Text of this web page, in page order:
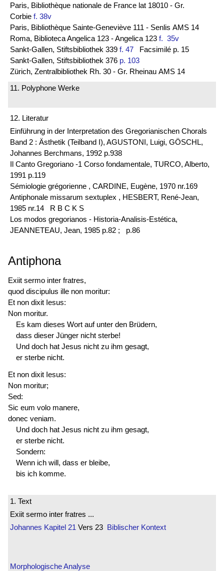
Paris, Bibliothèque nationale de France lat 18010 - Gr.
Corbie f. 38v
Paris, Bibliothèque Sainte-Geneviève 111 - Senlis AMS 14
Roma, Biblioteca Angelica 123 - Angelica 123 f. 35v
Sankt-Gallen, Stiftsbibliothek 339 f. 47 Facsimilé p. 15
Sankt-Gallen, Stiftsbibliothek 376 p. 103
Zürich, Zentralbibliothek Rh. 30 - Gr. Rheinau AMS 14
11. Polyphone Werke
12. Literatur
Einführung in der Interpretation des Gregorianischen Chorals
Band 2 : Ästhetik (Teilband I), AGUSTONI, Luigi, GÖSCHL,
Johannes Berchmans, 1992 p.938
Il Canto Gregoriano -1 Corso fondamentale, TURCO, Alberto,
1991 p.119
Sémiologie grégorienne , CARDINE, Eugène, 1970 nr.169
Antiphonale missarum sextuplex , HESBERT, René-Jean,
1985 nr.14 R B C K S
Los modos gregorianos - Historia-Analisis-Estética,
JEANNETEAU, Jean, 1985 p.82 ;
p.86
Antiphona
Exiit sermo inter fratres,
quod discipulus ille non moritur:
Et non dixit Iesus:
Non moritur.
Es kam dieses Wort auf unter den Brüdern,
dass dieser Jünger nicht sterbe!
Und doch hat Jesus nicht zu ihm gesagt,
er sterbe nicht.
Et non dixit Iesus:
Non moritur;
Sed:
Sic eum volo manere,
donec veniam.
Und doch hat Jesus nicht zu ihm gesagt,
er sterbe nicht.
Sondern:
Wenn ich will, dass er bleibe,
bis ich komme.
1. Text
Exiit sermo inter fratres ...
Johannes Kapitel 21 Vers 23 Biblischer Kontext
Morphologische Analyse